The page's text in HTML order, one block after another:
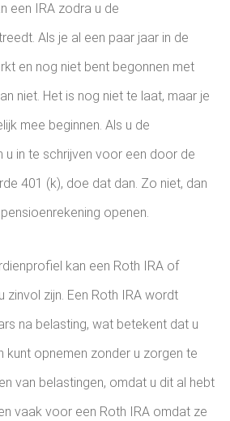
een IRA zodra u de
Als je al een paar jaar in de
en nog niet bent begonnen met
niet. Het is nog niet te laat, maar je
mee beginnen. Als u de
u in te schrijven voor een door de
401 (k), doe dat dan. Zo niet, dan
openen.
kan een Roth IRA of
zinvol zijn. Een Roth IRA wordt
na belasting, wat betekent dat u
kunt opnemen zonder u zorgen te
van belastingen, omdat u dit al hebt
vaak voor een Roth IRA omdat ze